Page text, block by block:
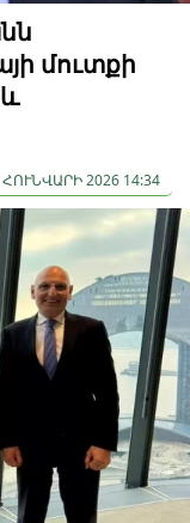
մուտքի
ՀՈՒՆՎԱՐԻ 2026 14:34